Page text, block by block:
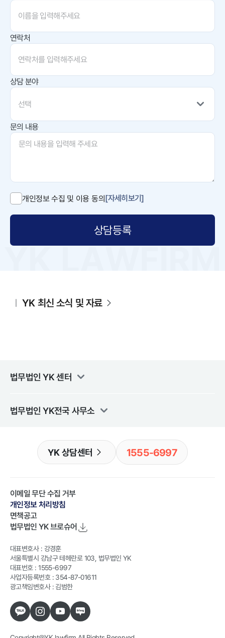
연락처
상담 분야
선택
문의 내용
개인정보 수집 및 이용 동의[자세히보기]
상담등록
YK 최신 소식 및 자료
법무법인 YK센터
법무법인 YK전국 사무소
YK 상담센터 1555-6997
이메일 무단 수집 거부
개인정보 처리방침
면책공고
법무법인 YK브로슈어
대표변호사 : 강경훈
서울특별시 강남구 테헤란로 103, 법무법인 YK
대표번호 : 1555-6997
사업자등록번호 : 354-87-01611
광고책임변호사 : 김범한